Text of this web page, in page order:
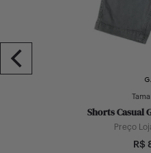
Shorts Casual
Preço
R$